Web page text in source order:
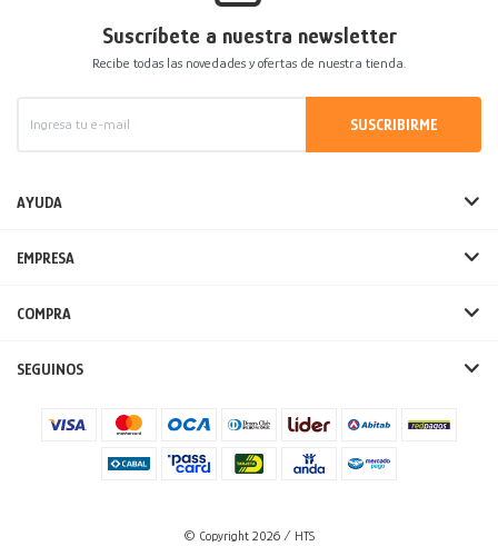
Suscríbete a nuestra newsletter
Recibe todas las novedades y ofertas de nuestra tienda.
SUSCRIBIRME
AYUDA
EMPRESA
COMPRA
SEGUINOS
© Copyright 2026 / HTS